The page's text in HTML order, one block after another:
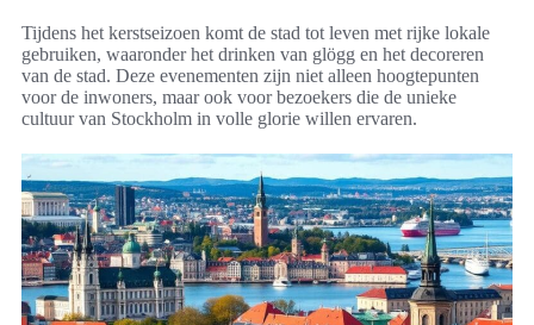
Tijdens het kerstseizoen komt de stad tot leven met rijke lokale
gebruiken, waaronder het drinken van glögg en het decoreren
van de stad. Deze evenementen zijn niet alleen hoogtepunten
voor de inwoners, maar ook voor bezoekers die de unieke
cultuur van Stockholm in volle glorie willen ervaren.